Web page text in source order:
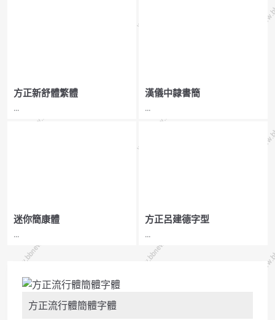
方正新舒體繁體
...
漢儀中隸書簡
...
迷你簡康體
...
方正呂建德字型
...
方正流行體簡體字體